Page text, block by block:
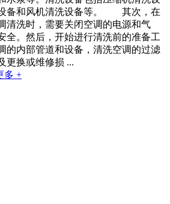
备和风机清洗设备等。 其次，在
清洗时，需要关闭空调的电源和气
全。然后，开始进行清洗前的准备工
的内部管道和设备，清洗空调的过滤
更换或维修损 ...
多 +